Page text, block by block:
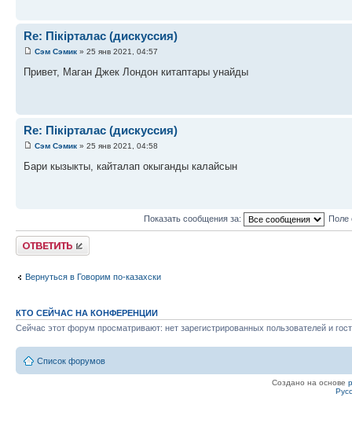
Re: Пікірталас (дискуссия)
Сэм Сэмик » 25 янв 2021, 04:57
Привет, Маган Джек Лондон китаптары унайды
Re: Пікірталас (дискуссия)
Сэм Сэмик » 25 янв 2021, 04:58
Бари кызыкты, кайталап окыганды калайсын
Показать сообщения за: Поле
Ответить
Вернуться в Говорим по-казахски
КТО СЕЙЧАС НА КОНФЕРЕНЦИИ
Сейчас этот форум просматривают: нет зарегистрированных пользователей и
Список форумов
Создано на основе